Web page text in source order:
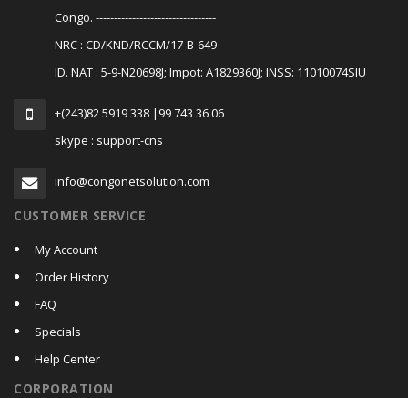
Congo. ---------------------------------
NRC : CD/KND/RCCM/17-B-649
ID. NAT : 5-9-N20698J; Impot: A1829360J; INSS: 11010074SIU
+(243)82 5919 338 |99 743 36 06
skype : support-cns
info@congonetsolution.com
CUSTOMER SERVICE
My Account
Order History
FAQ
Specials
Help Center
CORPORATION